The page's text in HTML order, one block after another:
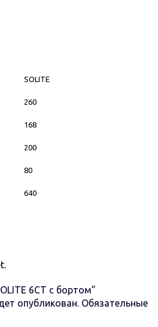
SOLITE
260
168
200
80
640
6СТ с бортом”
опубликован. Обязательные